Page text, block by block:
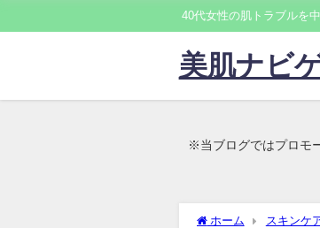
40代女性の肌トラブルを
美肌ナビ
※当ブログではプロモ
ホーム スキンケ